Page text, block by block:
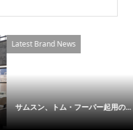
Latest Brand News
サムスン、トム・フーパー起用の...